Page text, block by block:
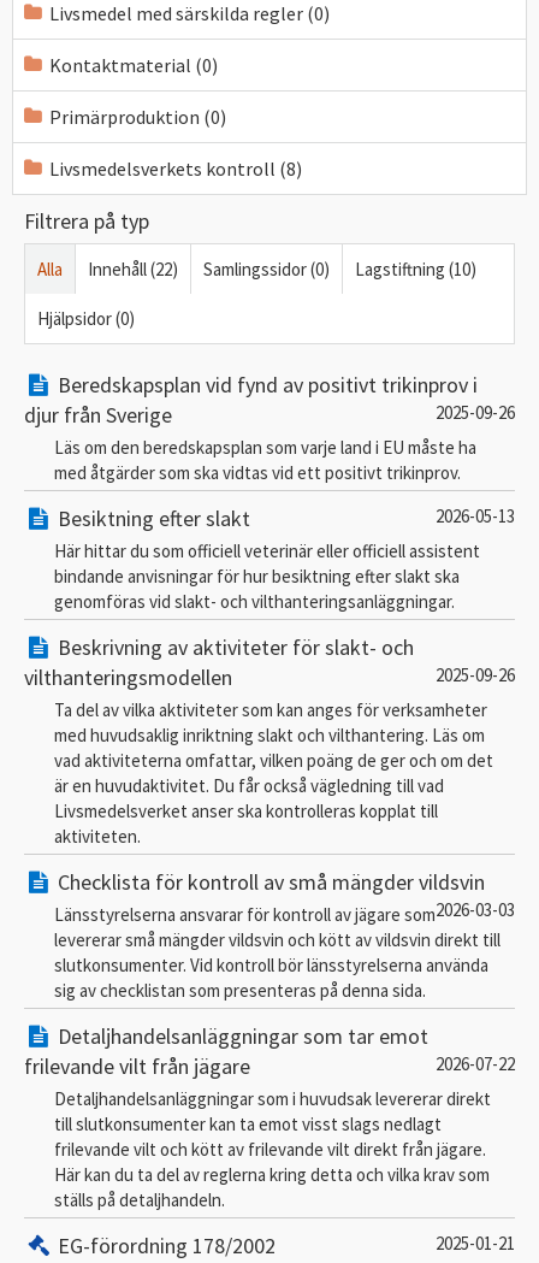
Livsmedel med särskilda regler (0)
Kontaktmaterial (0)
Primärproduktion (0)
Livsmedelsverkets kontroll (8)
Filtrera på typ
Alla Innehåll (22) Samlingssidor (0) Lagstiftning (10)
Hjälpsidor (0)
Beredskapsplan vid fynd av positivt trikinprov i
djur från Sverige
2025-09-26
Läs om den beredskapsplan som varje land i EU måste ha
med åtgärder som ska vidtas vid ett positivt trikinprov.
Besiktning efter slakt
2026-05-13
Här hittar du som officiell veterinär eller officiell assistent
bindande anvisningar för hur besiktning efter slakt ska
genomföras vid slakt- och vilthanteringsanläggningar.
Beskrivning av aktiviteter för slakt- och
vilthanteringsmodellen
2025-09-26
Ta del av vilka aktiviteter som kan anges för verksamheter
med huvudsaklig inriktning slakt och vilthantering. Läs om
vad aktiviteterna omfattar, vilken poäng de ger och om det
är en huvudaktivitet. Du får också vägledning till vad
Livsmedelsverket anser ska kontrolleras kopplat till
aktiviteten.
Checklista för kontroll av små mängder vildsvin
2026-03-03
Länsstyrelserna ansvarar för kontroll av jägare som
levererar små mängder vildsvin och kött av vildsvin direkt till
slutkonsumenter. Vid kontroll bör länsstyrelserna använda
sig av checklistan som presenteras på denna sida.
Detaljhandelsanläggningar som tar emot
frilevande vilt från jägare
2026-07-22
Detaljhandelsanläggningar som i huvudsak levererar direkt
till slutkonsumenter kan ta emot visst slags nedlagt
frilevande vilt och kött av frilevande vilt direkt från jägare.
Här kan du ta del av reglerna kring detta och vilka krav som
ställs på detaljhandeln.
EG-förordning 178/2002 2025-01-21